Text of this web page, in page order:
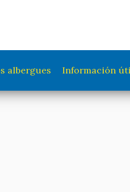
albergues Información